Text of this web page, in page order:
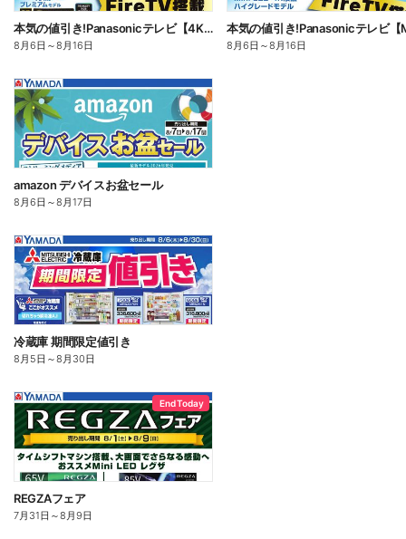
本気の値引き!Panasonicテレビ【4K有機EL】
8月6日 ～8月16日 8月6日 ～8月16日
amazon デバイスお盆セール
8月6日 ～8月17日
冷蔵庫 期間限定値引き
8月5日 ～8月30日
End Today
REGZAフェア
7月31日 ～8月9日